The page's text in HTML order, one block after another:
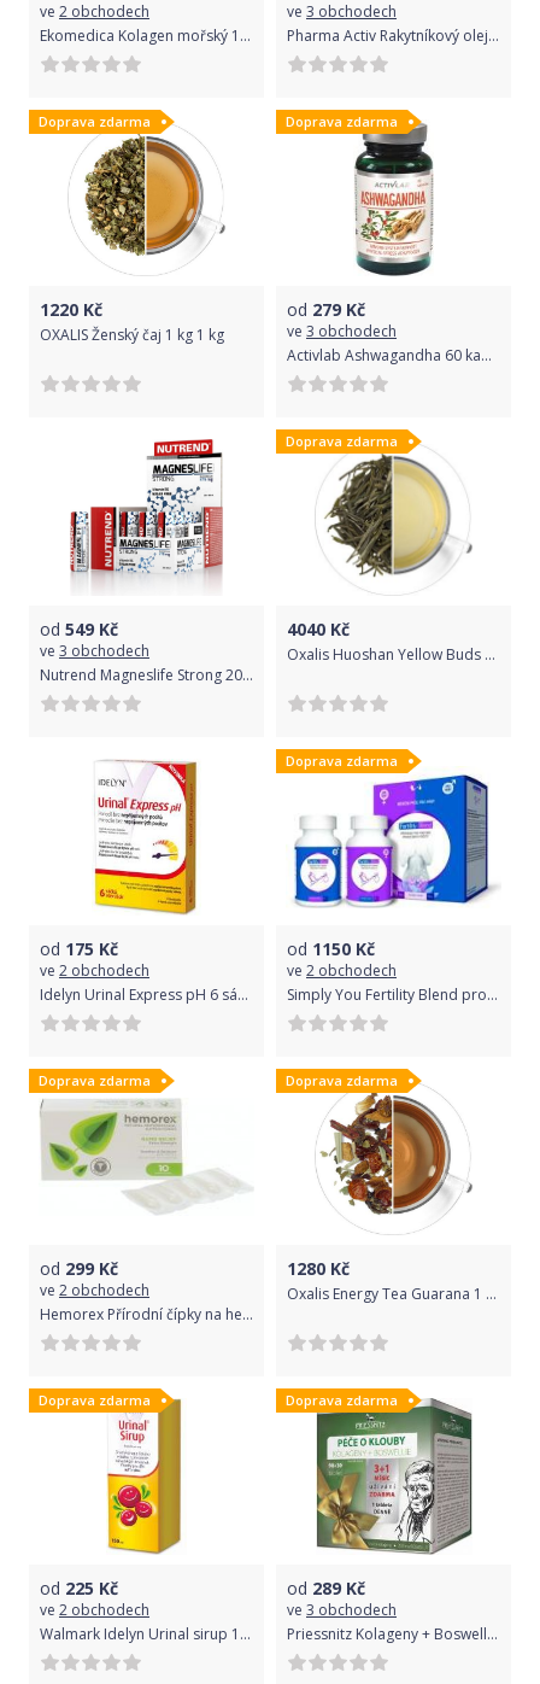
ve 2 obchodech
Ekomedica Kolagen mořský 120 kapslí
ve 3 obchodech
Pharma Activ Rakytníkový olej 50 ml
Doprava zdarma
1220 Kč
OXALIS Ženský čaj 1 kg 1 kg
Doprava zdarma
od 279 Kč
ve 3 obchodech
Activlab Ashwagandha 60 kapslí
od 549 Kč
ve 3 obchodech
Nutrend Magneslife Strong 20x60ml
Doprava zdarma
4040 Kč
Oxalis Huoshan Yellow Buds 1 kg 1 kg
od 175 Kč
ve 2 obchodech
Idelyn Urinal Express pH 6 sáčků
Doprava zdarma
od 1150 Kč
ve 2 obchodech
Simply You Fertility Blend pro páry (ženy+muži) 150 kapslí
Doprava zdarma
od 299 Kč
ve 2 obchodech
Hemorex Přírodní čípky na hemoroidy 10 ks
Doprava zdarma
1280 Kč
Oxalis Energy Tea Guarana 1 kg 1 kg
Doprava zdarma
od 225 Kč
ve 2 obchodech
Walmark Idelyn Urinal sirup 150 ml
Doprava zdarma
od 289 Kč
ve 3 obchodech
Priessnitz Kolageny + Boswellie péče o klouby 90+30 tablet